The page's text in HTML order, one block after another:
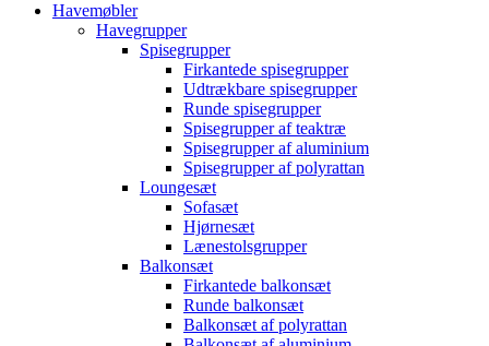
Havemøbler
Havegrupper
Spisegrupper
Firkantede spisegrupper
Udtrækbare spisegrupper
Runde spisegrupper
Spisegrupper af teaktræ
Spisegrupper af aluminium
Spisegrupper af polyrattan
Loungesæt
Sofasæt
Hjørnesæt
Lænestolsgrupper
Balkonsæt
Firkantede balkonsæt
Runde balkonsæt
Balkonsæt af polyrattan